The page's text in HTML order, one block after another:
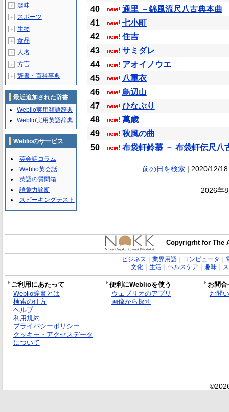
40
通里 －錦風流尺八古典本曲
41
七小町
42
住吉
43
サミダレ
44
アオイノウエ
45
八重衣
46
鳥辺山
47
ひなぶり
48
萬歳
49
秋風の曲
50
布袋軒鈴慕 － 布袋軒伝尺八
前の日を検索| 2020/12/
2026年
＋ 趣味
＋ スポーツ
＋ 生物
＋ 食品
＋ 人名
＋ 方言
＋ 辞書・百科事典
最近追加された辞書
Weblio実用類語辞典
Weblio実用英語辞典
Weblioのサービス
英会話コラム
Weblio英会話
英語の質問箱
語彙力診断
スピーキングテスト
Copyrigrht for The
ビジネス 業界用語｜ コンピュータ
文化｜ 生活｜ ヘルスケア 趣味｜
ご利用にあたって 便利にWeblioを使う
お問
Weblio辞書とは
検索の仕方
ヘルプ
利用規約
プライバシーポリシー
クッキー・アクセスデータ
について
ウェブリオのアプリ
画像から探す
お問